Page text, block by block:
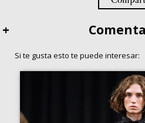
+
Si te gusta esto te puede interesar: